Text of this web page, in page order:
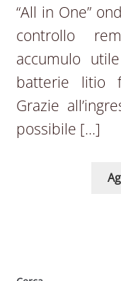
“All in One”
controllo
accumulo
batterie litio
Grazie
possibile […]